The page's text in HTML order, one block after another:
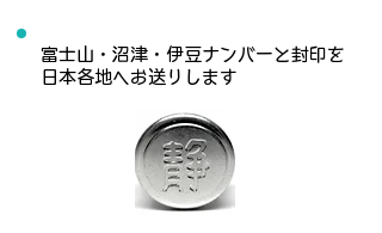
富士山・沼津・伊豆ナンバーと封印を
日本各地へお送り します